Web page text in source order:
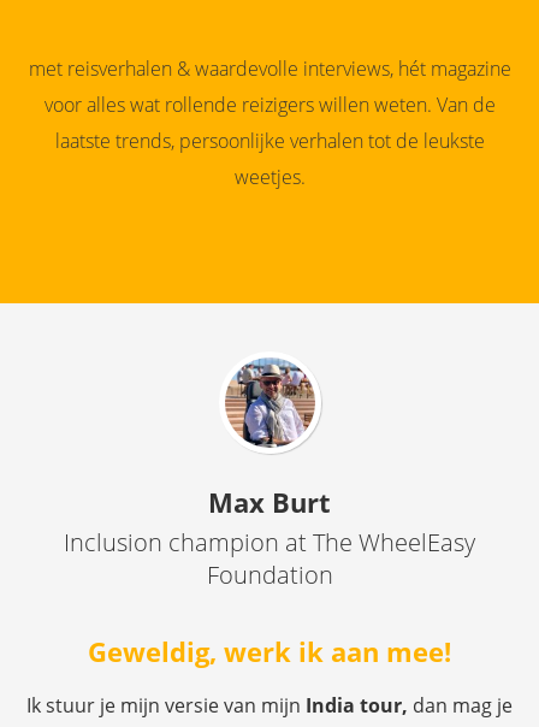
met reisverhalen & waardevolle interviews, hét magazine
voor alles wat rollende reizigers willen weten. Van de
laatste trends, persoonlijke verhalen tot de leukste
weetjes.
Max Burt
Inclusion champion at The WheelEasy
Foundation
Geweldig, werk ik aan mee!
Ik stuur je mijn versie van mijn India tour, dan mag je